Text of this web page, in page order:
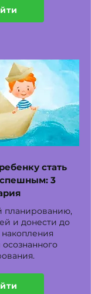
стать
3
планированию,
и донести до